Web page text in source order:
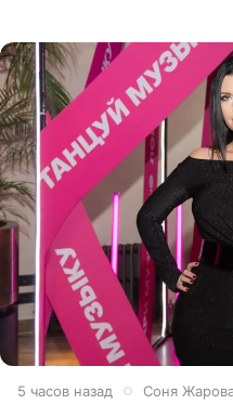
5 часов назад Соня